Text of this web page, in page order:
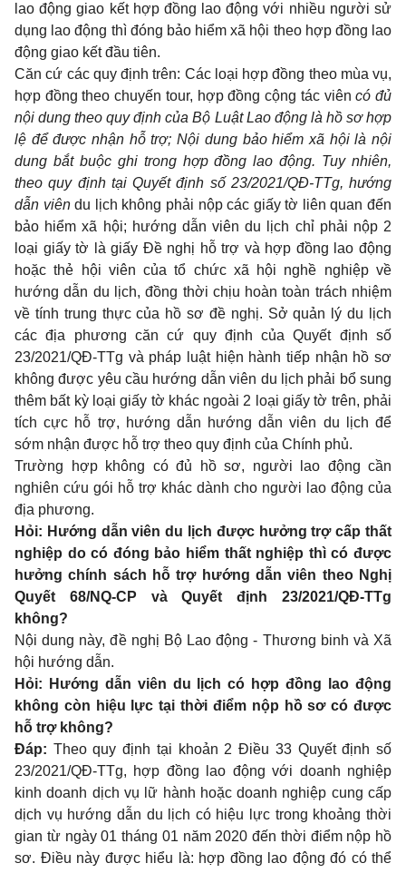
lao động giao kết hợp đồng lao động với nhiều người sử
dụng lao động thì đóng bảo hiểm xã hội theo hợp đồng lao
động giao kết đầu tiên.
Căn cứ các quy định trên: Các loại hợp đồng theo mùa vụ,
hợp đồng theo chuyến tour, hợp đồng cộng tác viêncó đủ
nội dung theo quy định của Bộ Luật Lao động là hồ sơ hợp
lệ để được nhận hỗ trợ; Nội dung bảo hiểm xã hội là nội
dung bắt buộc ghi trong hợp đồng lao động. Tuy nhiên,
theo quy định tại Quyết định số 23/2021/QĐ-TTg, hướng
dẫn viêndu lịch không phải nộp các giấy tờ liên quan đến
bảo hiểm xã hội; hướng dẫn viên du lịch chỉ phải nộp 2
loại giấy tờ là giấy Đề nghị hỗ trợ và hợp đồng lao động
hoặc thẻ hội viên của tổ chức xã hội nghề nghiệp về
hướng dẫn du lịch, đồng thời chịu hoàn toàn trách nhiệm
về tính trung thực của hồ sơ đề nghị. Sở quản lý du lịch
các địa phương căn cứ quy định của Quyết định số
23/2021/QĐ-TTg và pháp luật hiện hành tiếp nhận hồ sơ
không được yêu cầu hướng dẫn viên du lịch phải bổ sung
thêm bất kỳ loại giấy tờ khác ngoài 2 loại giấy tờ trên, phải
tích cực hỗ trợ, hướng dẫn hướng dẫn viên du lịch để
sớm nhận được hỗ trợ theo quy định của Chính phủ.
Trường hợp không có đủ hồ sơ, người lao động cần
nghiên cứu gói hỗ trợ khác dành cho người lao động của
địa phương.
Hỏi: Hướng dẫn viên du lịch được hưởng trợ cấp thất
nghiệp do có đóng bảo hiểm thất nghiệp thì có được
hưởng chính sách hỗ trợ hướng dẫn viên theo Nghị
Quyết 68/NQ-CP và Quyết định 23/2021/QĐ-TTg
không?
Nội dung này, đề nghị Bộ Lao động - Thương binh và Xã
hội hướng dẫn.
Hỏi: Hướng dẫn viên du lịch có hợp đồng lao động
không còn hiệu lực tại thời điểm nộp hồ sơ có được
hỗ trợ không?
Đáp: Theo quy định tại khoản 2 Điều 33 Quyết định số
23/2021/QĐ-TTg, hợp đồng lao động với doanh nghiệp
kinh doanh dịch vụ lữ hành hoặc doanh nghiệp cung cấp
dịch vụ hướng dẫn du lịch có hiệu lực trong khoảng thời
gian từ ngày 01 tháng 01 năm 2020 đến thời điểm nộp hồ
sơ. Điều này được hiểu là: hợp đồng lao động đó có thể